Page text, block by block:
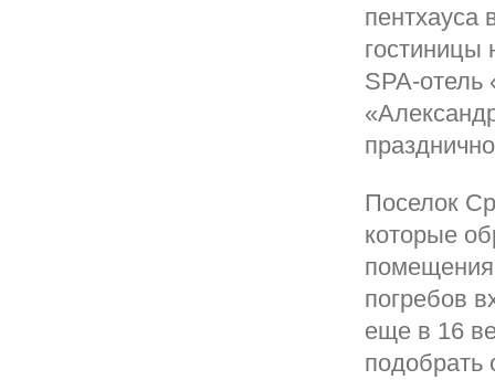
пентхауса
гостиницы
SPA-
Поселок
которые
помещения
погребов
еще в 16
подобрать